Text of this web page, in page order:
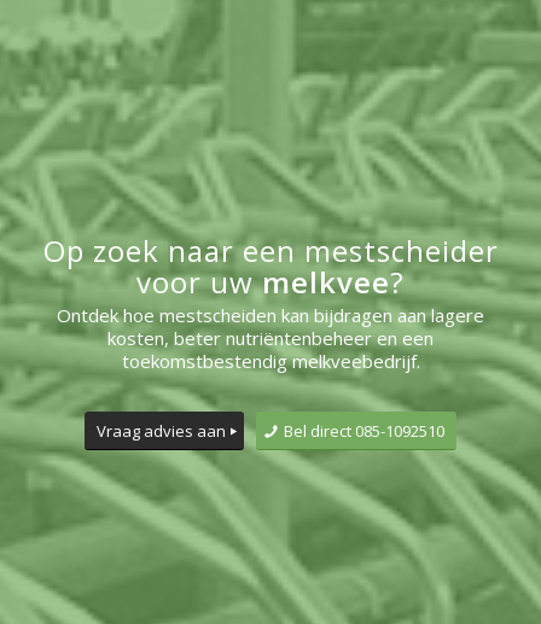
Op zoek naar een mestscheider
voor uwmelkvee?
Ontdek hoe mestscheiden kan bijdragen aan lagere
kosten, beter nutriëntenbeheer en een
toekomstbestendig melkveebedrijf.
Vraag advies aan Bel direct 085-1092510